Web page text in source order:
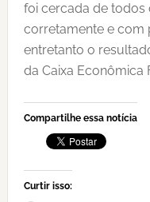
foi cercada de
corretamente e com
entretanto o
da Caixa Econômica
Compartilhe essa notícia
Curtir isso: